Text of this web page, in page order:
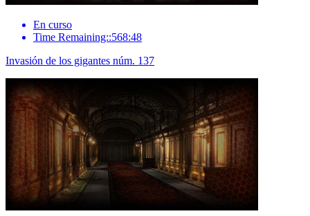
En curso
Time Remaining::568:48
Invasión de los gigantes núm. 137